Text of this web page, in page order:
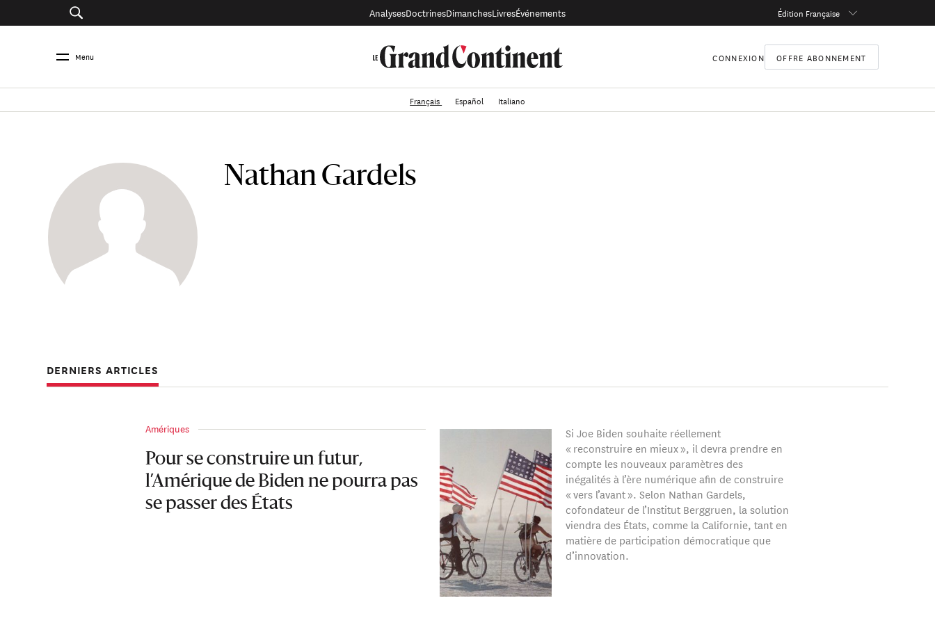
AnalysesDoctrinesDimanchesLivresÉvénements Édition Française
Menu CONNEXION OFFRE ABONNEMENT
Français Español Italiano
Nathan Gardels
DERNIERS ARTICLES
Amériques
Pour se construire un futur,
l’Amérique de Biden ne pourra pas
se passer des États
Si Joe Biden souhaite réellement
« reconstruire en mieux », il devra prendre en
compte les nouveaux paramètres des
inégalités à l’ère numérique afin de construire
« vers l’avant ». Selon Nathan Gardels,
cofondateur de l’Institut Berggruen, la solution
viendra des États, comme la Californie, tant en
matière de participation démocratique que
d’innovation.